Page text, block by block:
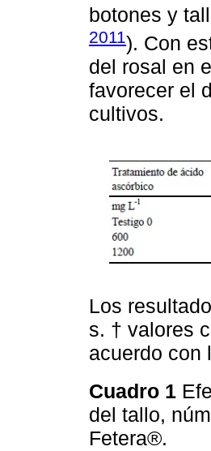
botones y
2011). Con
del rosal en
favorecer el
cultivos.
Los
s. † valores
acuerdo con
Cuadro 1
del tallo,
Fetera®.